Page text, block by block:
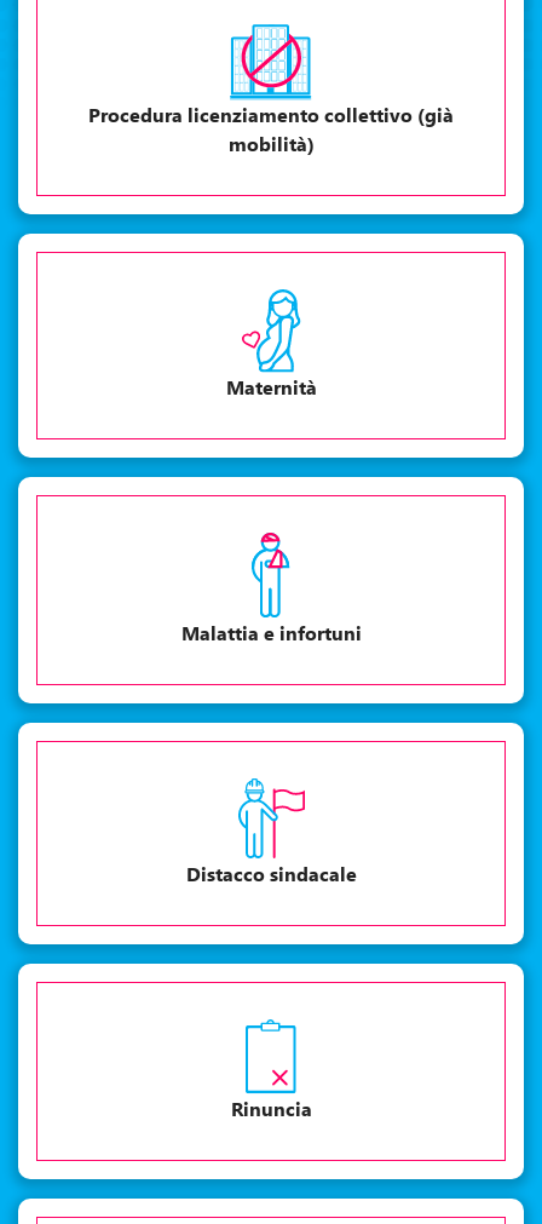
Procedura licenziamento collettivo (già
mobilità)
Maternità
Malattia e infortuni
Distacco sindacale
Rinuncia